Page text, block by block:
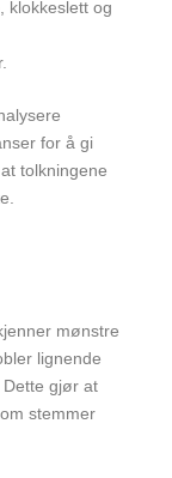
klokkeslett og
for å gi
tolkningene
mønstre
lignende
gjør at
stemmer